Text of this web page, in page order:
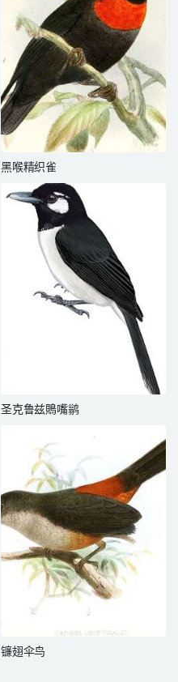
黑喉精织雀
圣克鲁兹鵙嘴鹟
镰翅伞鸟